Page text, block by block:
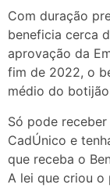
Com duração
beneficia cerca
aprovação da
fim de 2022, o
médio do
Só pode
CadÚnico e
que receba o
A lei que criou o